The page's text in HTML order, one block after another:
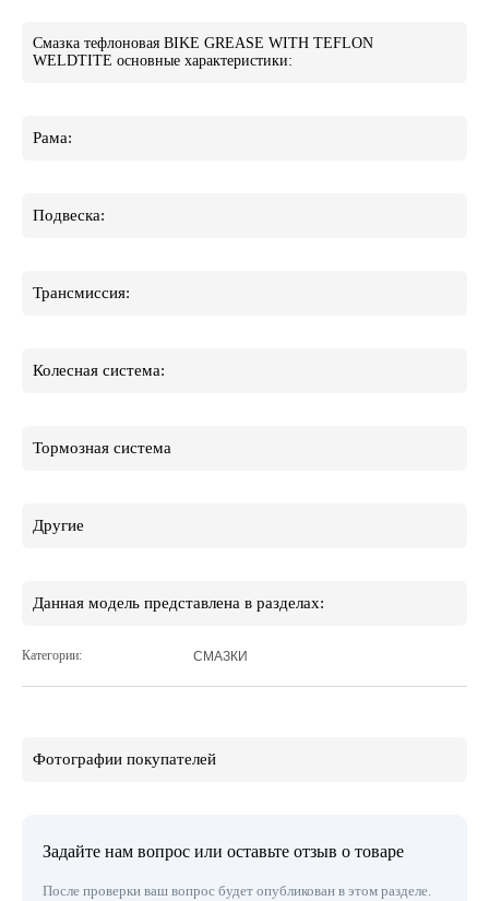
Смазка тефлоновая BIKE GREASE WITH TEFLON
WELDTITE основные характеристики:
Рама:
Подвеска:
Трансмиссия:
Колесная система:
Тормозная система
Другие
Данная модель представлена в разделах:
Категории: СМАЗКИ
Фотографии покупателей
Задайте нам вопрос или оставьте отзыв о товаре
После проверки ваш вопрос будет опубликован в этом разделе.